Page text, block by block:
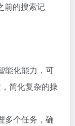
前的搜索记
能化能力，可
简化复杂的操
多个任务，确